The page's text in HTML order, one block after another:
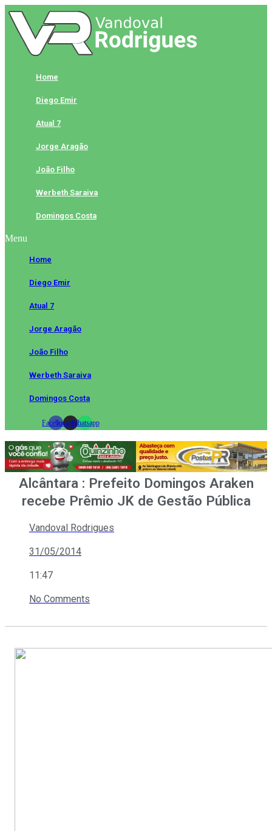
Skip
to
content
Home
Diego Emir
Atual 7
Jorge Aragão
João Filho
Werbeth Saraiva
Domingos Costa
Menu
Home
Diego Emir
Atual 7
Jorge Aragão
João Filho
Werbeth Saraiva
Domingos Costa
FacebookInstagramWhatsapp
Alcântara : Prefeito Domingos Araken
recebe Prêmio JK de Gestão Pública
Vandoval Rodrigues
31/05/2014
11:47
No Comments